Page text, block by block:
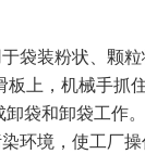
袋装粉状、颗
上，机械手
袋和卸袋工作
境，使工厂